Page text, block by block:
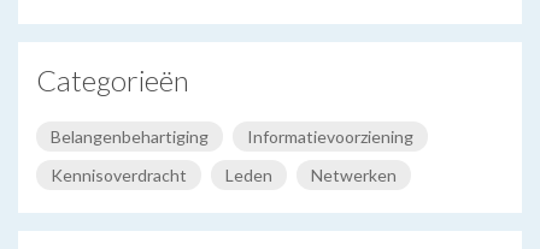
Categorieën
Belangenbehartiging
Informatievoorziening
Kennisoverdracht
Leden Netwerken